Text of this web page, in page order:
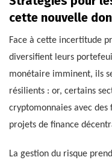
cette nouvelle
Face à cette incertitude
diversifient leurs
monétaire imminent, ils
résilients : or, certains
cryptomonnaies avec des
projets de finance
La gestion du risque